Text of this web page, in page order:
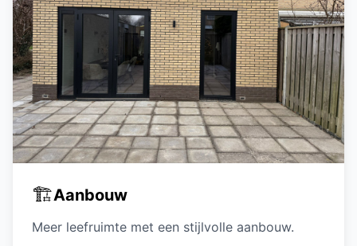
🏗️Aanbouw
Meer leefruimte met een stijlvolle aanbouw.